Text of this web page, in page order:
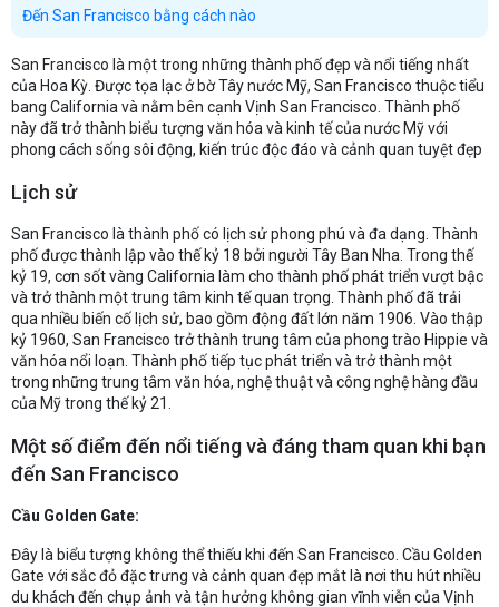
Đến San Francisco bằng cách nào
San Francisco là một trong những thành phố đẹp và nổi tiếng nhất
của Hoa Kỳ. Được tọa lạc ở bờ Tây nước Mỹ, San Francisco thuộc tiểu
bang California và nằm bên cạnh Vịnh San Francisco. Thành phố
này đã trở thành biểu tượng văn hóa và kinh tế của nước Mỹ với
phong cách sống sôi động, kiến trúc độc đáo và cảnh quan tuyệt đẹp
Lịch sử
San Francisco là thành phố có lịch sử phong phú và đa dạng. Thành
phố được thành lập vào thế kỷ 18 bởi người Tây Ban Nha. Trong thế
kỷ 19, cơn sốt vàng California làm cho thành phố phát triển vượt bậc
và trở thành một trung tâm kinh tế quan trọng. Thành phố đã trải
qua nhiều biến cố lịch sử, bao gồm động đất lớn năm 1906. Vào thập
kỷ 1960, San Francisco trở thành trung tâm của phong trào Hippie và
văn hóa nổi loạn. Thành phố tiếp tục phát triển và trở thành một
trong những trung tâm văn hóa, nghệ thuật và công nghệ hàng đầu
của Mỹ trong thế kỷ 21.
Một số điểm đến nổi tiếng và đáng tham quan khi bạn
đến San Francisco
Cầu Golden Gate:
Đây là biểu tượng không thể thiếu khi đến San Francisco. Cầu Golden
Gate với sắc đỏ đặc trưng và cảnh quan đẹp mắt là nơi thu hút nhiều
du khách đến chụp ảnh và tận hưởng không gian vĩnh viễn của Vịnh